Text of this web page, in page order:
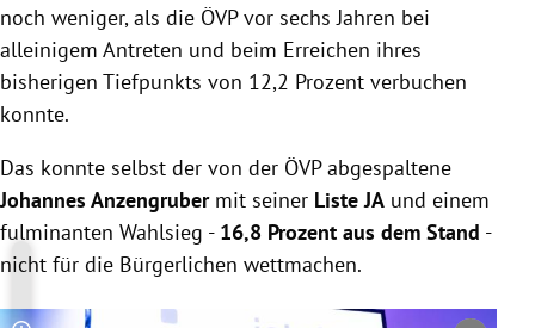
noch weniger, als die ÖVP vor sechs Jahren bei
alleinigem Antreten und beim Erreichen ihres
bisherigen Tiefpunkts von 12,2 Prozent verbuchen
konnte.
Das konnte selbst der von der ÖVP abgespaltene
Johannes Anzengrubermit seiner Liste JA und einem
fulminanten Wahlsieg - 16,8 Prozent aus dem Stand -
nicht für die Bürgerlichen wettmachen.